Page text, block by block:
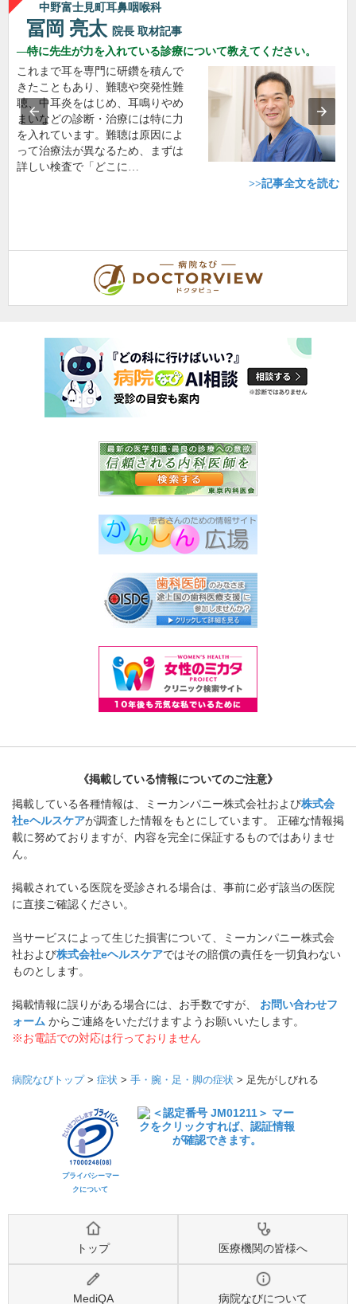
中野富士見町耳鼻咽喉科
冨岡 亮太 院長 取材記事
特に先生が力を入れている診療について教えてください。
これまで耳を専門に研鑽を積んで
きたこともあり、難聴や突発性難
聴、中耳炎をはじめ、耳鳴りやめ
まいなどの診断・治療には特に力
を入れています。難聴は原因によ
って治療法が異なるため、まずは
詳しい検査で「どこに…
>>記事全文を読む
《掲載している情報についてのご注意》
掲載している各種情報は、ミーカンパニー株式会社および株式会
社eヘルスケアが調査した情報をもとにしています。 正確な情報掲
載に努めておりますが、内容を完全に保証するものではありませ
ん。
掲載されている医院を受診される場合は、事前に必ず該当の医院
に直接ご確認ください。
当サービスによって生じた損害について、ミーカンパニー株式会
社および株式会社eヘルスケアではその賠償の責任を一切負わない
ものとします。
掲載情報に誤りがある場合には、お手数ですが、 お問い合わせフ
ォーム からご連絡をいただけますようお願いいたします。
※お電話での対応は行っておりません
病院なびトップ> 症状 > 手・腕・足・脚の症状 > 足先がしびれる
プライバシーマー
クについて
トップ 医療機関の皆様へ
MediQA 病院なびについて